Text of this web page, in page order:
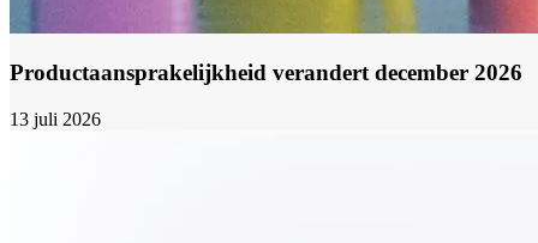
Productaansprakelijkheid verandert december 2026
13 juli 2026